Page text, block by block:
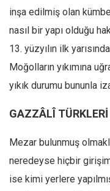
inşa edilmiş olan
nasıl bir yapı olduğu
13. yüzyılın ilk
Moğolların yıkımına
yıkık durumu bununla
GAZZÂLÎ TÜRKLERİ
Mezar bulunmuş
neredeyse hiçbir girişim
ise kimi yerlere